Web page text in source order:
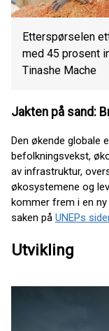
Etterspørselen
med 45 prosent
Tinashe Mache
Jakten på sand:
Den økende globale
befolkningsvekst,
av infrastruktur,
økosystemene og
kommer frem i en
saken på UNEPs
Utvikling